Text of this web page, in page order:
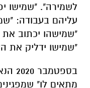
לשמירה". "שמישו
עליהם בעבודה:
"שמישהו יכתוב את
"שמישו ידליק את
מתאים לו"